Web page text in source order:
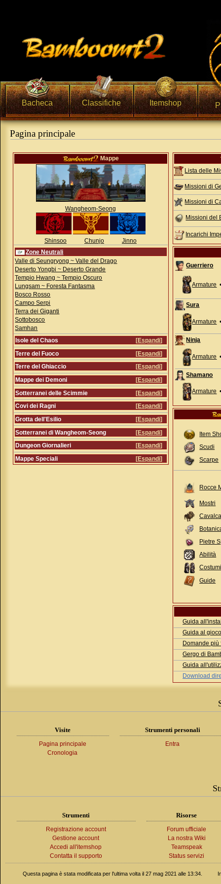
Bacheca Classifiche Itemshop
Pagina principale
Mappe
Wangheom-Seong
Shinsoo Chunjo
Jinno
Zone Neutrali
Valle di Seungryong ~ Valle del Drago
Deserto Yongbi ~ Deserto Grande
Tempio Hwang ~ Tempio Oscuro
Lungsam ~ Foresta Fantasma
Bosco Rosso
Campo Serpi
Terra dei Giganti
Sottobosco
Samhan
[Espandi]
Isole del Chaos
[Espandi]
Terre del Fuoco
[Espandi]
Terre del Ghiaccio
[Espandi]
Mappe dei Demoni
[Espandi]
Sotterranei delle Scimmie
[Espandi]
Covi dei Ragni
[Espandi]
Grotta dell'Esilio
[Espandi]
Sotterranei di Wangheom-Seong
[Espandi]
Dungeon Giornalieri
[Espandi]
Mappe Speciali
Lista delle
Missioni di
Missioni di
Missioni del
Incarichi
Guerriero
Armature
Sura
Armature
Ninja
Armature
Shamano
Armature
Item
Scudi
Scarpe
Rocce
Mostri
Pietre
Abilità
Guide
Guida
Guida al
Domande più
Gergo di
Guida
Download
Visite
Pagina principale
Cronologia
Strumenti personali
Entra
Strumenti
Registrazione account
Gestione account
Accedi all'itemshop
Contatta il supporto
Risorse
Forum ufficiale
La nostra Wiki
Teamspeak
Status servizi
Questa pagina è stata modificata per l'ultima volta il 27 mag 2021 alle 13:34.